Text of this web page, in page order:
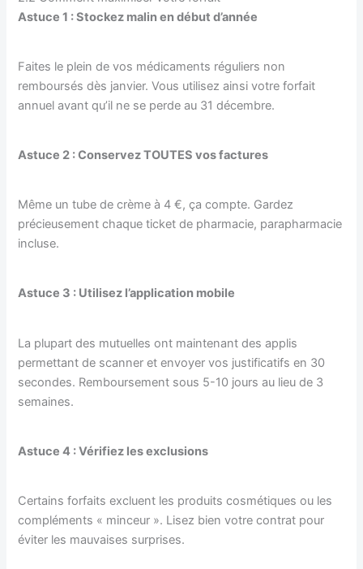
Astuce 1 : Stockez malin en début d’année
Faites le plein de vos médicaments réguliers non
remboursés dès janvier. Vous utilisez ainsi votre forfait
annuel avant qu’il ne se perde au 31 décembre.
Astuce 2 : Conservez TOUTES vos factures
Même un tube de crème à 4 €, ça compte. Gardez
précieusement chaque ticket de pharmacie, parapharmacie
incluse.
Astuce 3 : Utilisez l’application mobile
La plupart des mutuelles ont maintenant des applis
permettant de scanner et envoyer vos justificatifs en 30
secondes. Remboursement sous 5-10 jours au lieu de 3
semaines.
Astuce 4 : Vérifiez les exclusions
Certains forfaits excluent les produits cosmétiques ou les
compléments « minceur ». Lisez bien votre contrat pour
éviter les mauvaises surprises.